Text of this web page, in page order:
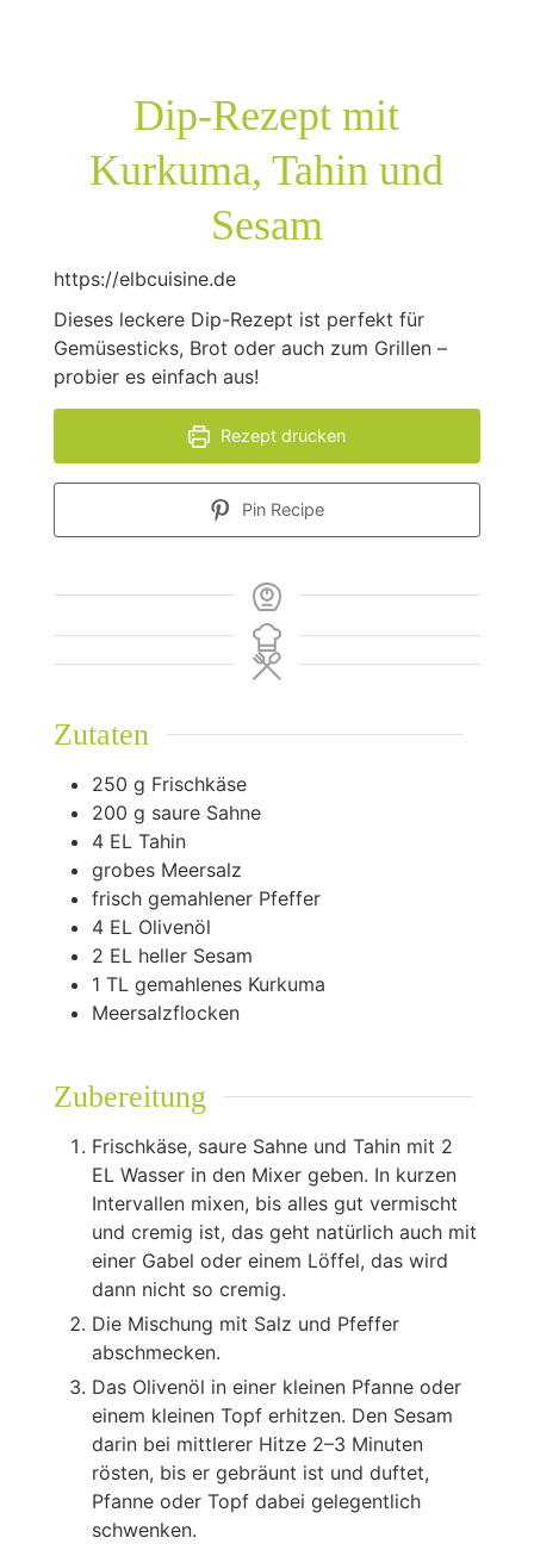
Dip-Rezept mit
Kurkuma, Tahin und
Sesam
https://elbcuisine.de
Dieses leckere Dip-Rezept ist perfekt für
Gemüsesticks, Brot oder auch zum Grillen –
probier es einfach aus!
Rezept drucken
Pin Recipe
Zutaten
250 g Frischkäse
200 g saure Sahne
4 EL Tahin
grobes Meersalz
frisch gemahlener Pfeffer
4 EL Olivenöl
2 EL heller Sesam
1 TL gemahlenes Kurkuma
Meersalzflocken
Zubereitung
Frischkäse, saure Sahne und Tahin mit 2
EL Wasser in den Mixer geben. In kurzen
Intervallen mixen, bis alles gut vermischt
und cremig ist, das geht natürlich auch mit
einer Gabel oder einem Löffel, das wird
dann nicht so cremig.
Die Mischung mit Salz und Pfeffer
abschmecken.
Das Olivenöl in einer kleinen Pfanne oder
einem kleinen Topf erhitzen. Den Sesam
darin bei mittlerer Hitze 2–3 Minuten
rösten, bis er gebräunt ist und duftet,
Pfanne oder Topf dabei gelegentlich
schwenken.